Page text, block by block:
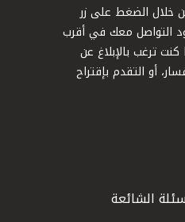
خلال الضغط على زر
التواصل معك في أقرب
ترغب بالإبلاغ عن
أو التقدم بإقتراح
الشائعة